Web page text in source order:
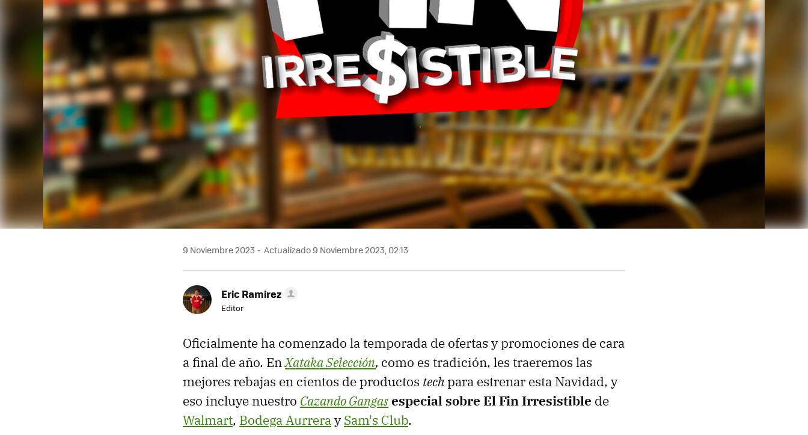
9 Noviembre 2023 Actualizado 9 Noviembre 2023, 02:13
Eric Ramirez
Editor
Oficialmente ha comenzado la temporada de ofertas y promociones de cara
a final de año. EnXataka Selección, como es tradición, les traeremos las
mejores rebajas en cientos de productos techpara estrenar esta Navidad, y
eso incluye nuestro Cazando Gangasespecial sobre El Fin Irresistible de
Walmart, Bodega AurreraySam's Club.